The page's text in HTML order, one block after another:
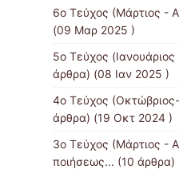
6ο Τεύχος (Μάρτιος -
(09 Μαρ 2025 )
5ο Τεύχος
άρθρα) (08 Ιαν 2025 )
4ο Τεύχος
άρθρα) (19 Οκτ 2024 )
3ο Τεύχος (Μάρτιος -
ποιήσεως... (10